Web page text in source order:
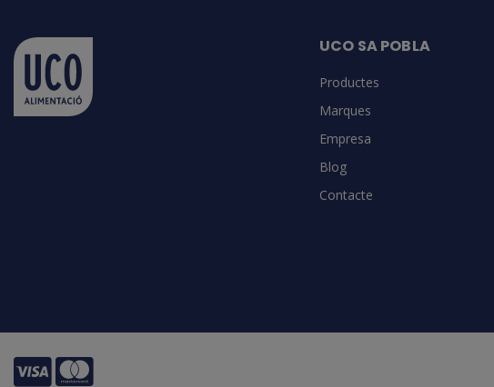
UCO SA POBLA
Productes
Marques
Empresa
Blog
Contacte